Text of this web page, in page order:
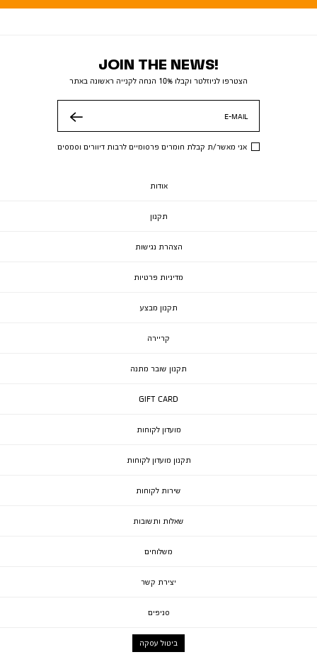
JOIN THE NEWS!
הצטרפו לניוזלטר וקבלו 10% הנחה לקנייה ראשונה באתר
E-MAIL
אני מאשר/ת קבלת חומרים פרסומיים לרבות דיוורים וסמסים
אודות
תקנון
הצהרת נגישות
מדיניות פרטיות
תקנון מבצע
קריירה
תקנון שובר מתנה
GIFT CARD
מועדון לקוחות
תקנון מועדון לקוחות
שירות לקוחות
שאלות ותשובות
משלוחים
יצירת קשר
סניפים
ביטול עסקה